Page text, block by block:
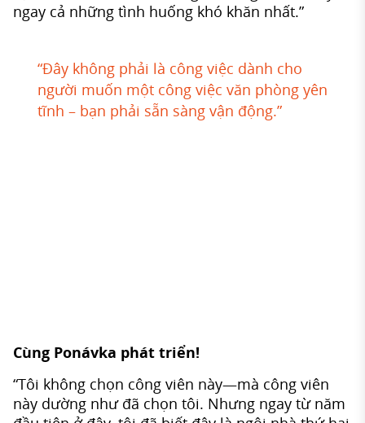
ngay cả những tình huống khó khăn nhất.”
“Đây không phải là công việc dành cho
người muốn một công việc văn phòng yên
tĩnh – bạn phải sẵn sàng vận động.”
Cùng Ponávka phát triển!
“Tôi không chọn công viên này—mà công viên
này dường như đã chọn tôi. Nhưng ngay từ năm